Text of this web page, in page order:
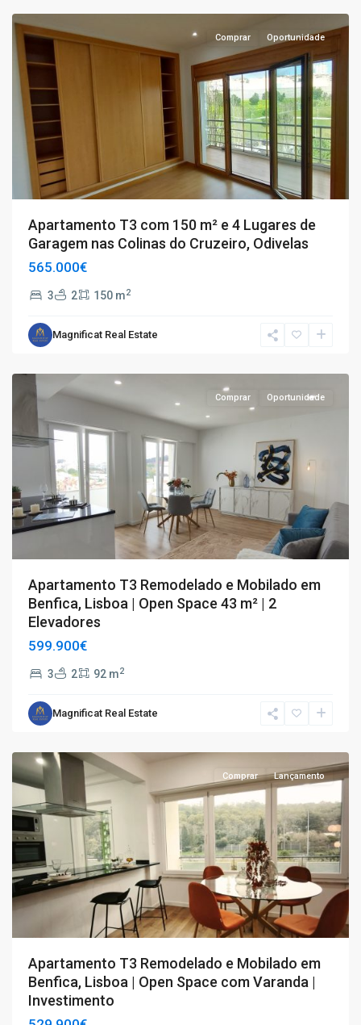
Comprar Oportunidade
Apartamento T3 com 150 m² e 4 Lugares de
Garagem nas Colinas do Cruzeiro, Odivelas
565.000€
3 2 150 m2
Magnificat Real Estate
T3,
Comprar Oportunidade
Apartamento T3 Remodelado e Mobilado em
Benfica, Lisboa | Open Space 43 m² | 2
Elevadores
599.900€
3 2 92 m2
Magnificat Real Estate
T3,
Comprar Lançamento
Apartamento T3 Remodelado e Mobilado em
Benfica, Lisboa | Open Space com Varanda |
Investimento